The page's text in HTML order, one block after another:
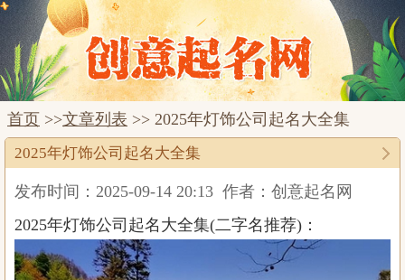
首页 >>文章列表 >> 2025年灯饰公司起名大全集
2025年灯饰公司起名大全集
发布时间：2025-09-14 20:13 作者：创意起名网
2025年灯饰公司起名大全集(二字名推荐)：